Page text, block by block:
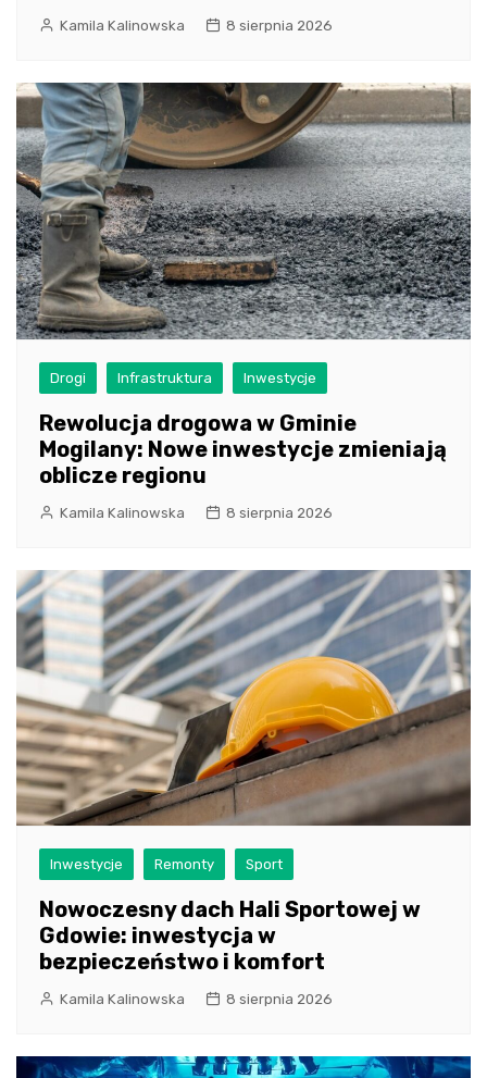
Kamila Kalinowska 8 sierpnia 2026
Drogi Infrastruktura Inwestycje
Rewolucja drogowa w Gminie
Mogilany: Nowe inwestycje zmieniają
oblicze regionu
Kamila Kalinowska 8 sierpnia 2026
Inwestycje Remonty Sport
Nowoczesny dach Hali Sportowej w
Gdowie: inwestycja w
bezpieczeństwo i komfort
Kamila Kalinowska 8 sierpnia 2026